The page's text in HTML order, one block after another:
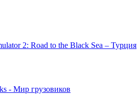
2: Road to the Black Sea – Турция